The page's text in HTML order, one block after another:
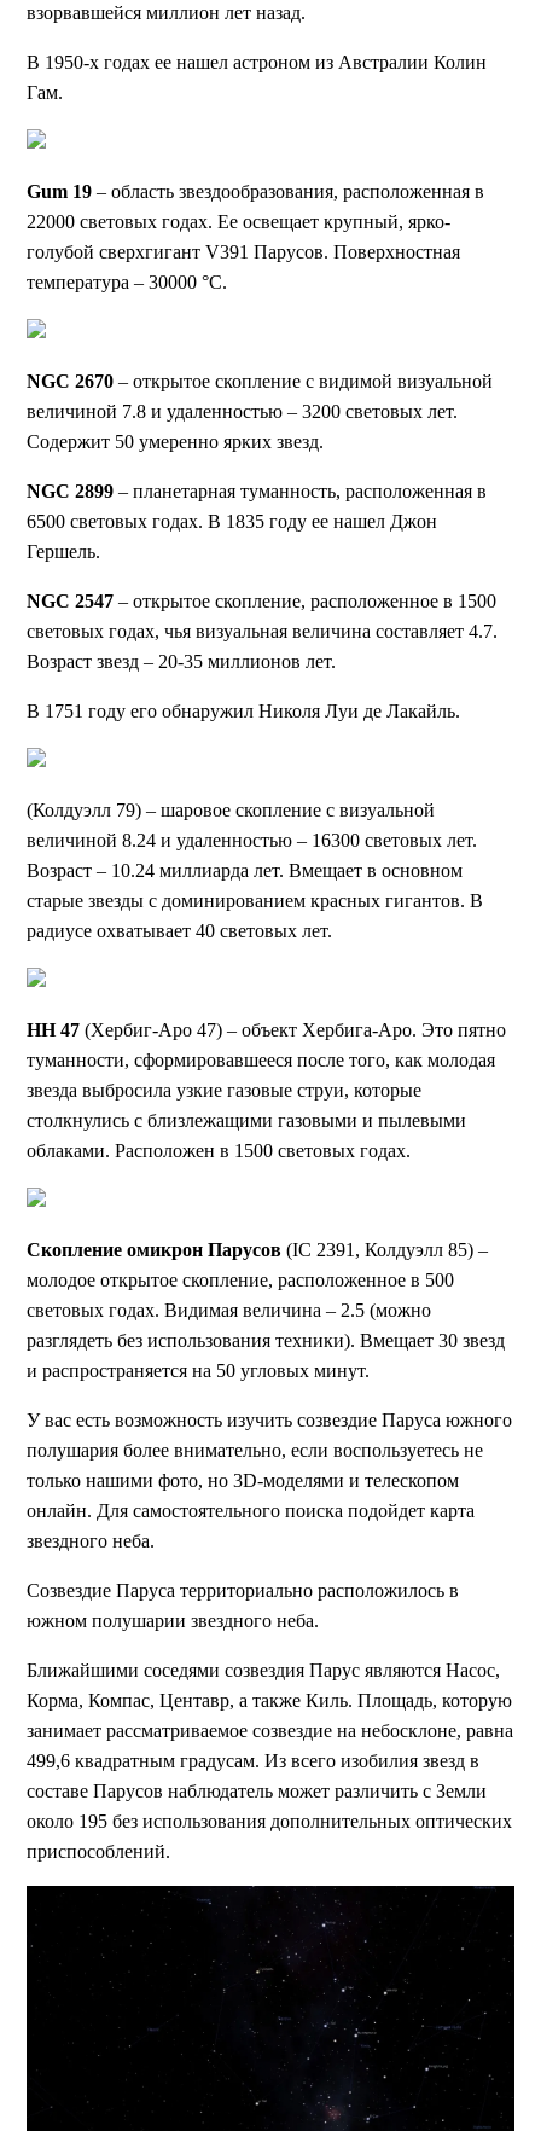
взорвавшейся миллион лет назад.
В 1950-х годах ее нашел астроном из Австралии Колин
Гам.
Gum 19 – область звездообразования, расположенная в
22000 световых годах. Ее освещает крупный, ярко-
голубой сверхгигант V391 Парусов. Поверхностная
температура – 30000 °C.
NGC 2670 – открытое скопление с видимой визуальной
величиной 7.8 и удаленностью – 3200 световых лет.
Содержит 50 умеренно ярких звезд.
NGC 2899 – планетарная туманность, расположенная в
6500 световых годах. В 1835 году ее нашел Джон
Гершель.
NGC 2547 – открытое скопление, расположенное в 1500
световых годах, чья визуальная величина составляет 4.7.
Возраст звезд – 20-35 миллионов лет.
В 1751 году его обнаружил Николя Луи де Лакайль.
(Колдуэлл 79) – шаровое скопление с визуальной
величиной 8.24 и удаленностью – 16300 световых лет.
Возраст – 10.24 миллиарда лет. Вмещает в основном
старые звезды с доминированием красных гигантов. В
радиусе охватывает 40 световых лет.
HH 47 (Хербиг-Аро 47) – объект Хербига-Аро. Это пятно
туманности, сформировавшееся после того, как молодая
звезда выбросила узкие газовые струи, которые
столкнулись с близлежащими газовыми и пылевыми
облаками. Расположен в 1500 световых годах.
Скопление омикрон Парусов (IC 2391, Колдуэлл 85) –
молодое открытое скопление, расположенное в 500
световых годах. Видимая величина – 2.5 (можно
разглядеть без использования техники). Вмещает 30 звезд
и распространяется на 50 угловых минут.
У вас есть возможность изучить созвездие Паруса южного
полушария более внимательно, если воспользуетесь не
только нашими фото, но 3D-моделями и телескопом
онлайн. Для самостоятельного поиска подойдет карта
звездного неба.
Созвездие Паруса территориально расположилось в
южном полушарии звездного неба.
Ближайшими соседями созвездия Парус являются Насос,
Корма, Компас, Центавр, а также Киль. Площадь, которую
занимает рассматриваемое созвездие на небосклоне, равна
499,6 квадратным градусам. Из всего изобилия звезд в
составе Парусов наблюдатель может различить с Земли
около 195 без использования дополнительных оптических
приспособлений.